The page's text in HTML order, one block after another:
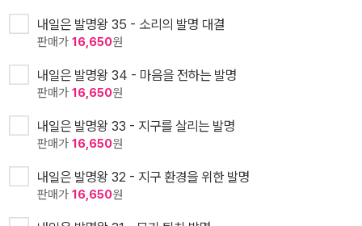
내일은 발명왕 35 - 소리의 발명 대결
판매가 16,650원
내일은 발명왕 34 - 마음을 전하는 발명
판매가 16,650원
내일은 발명왕 33 - 지구를 살리는 발명
판매가 16,650원
내일은 발명왕 32 - 지구 환경을 위한 발명
판매가 16,650원